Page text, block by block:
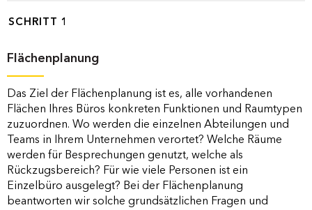
SCHRITT 1
Flächenplanung
Das Ziel der Flächenplanung ist es, alle vorhandenen
Flächen Ihres Büros konkreten Funktionen und Raumtypen
zuzuordnen. Wo werden die einzelnen Abteilungen und
Teams in Ihrem Unternehmen verortet? Welche Räume
werden für Besprechungen genutzt, welche als
Rückzugsbereich? Für wie viele Personen ist ein
Einzelbüro ausgelegt? Bei der Flächenplanung
beantworten wir solche grundsätzlichen Fragen und